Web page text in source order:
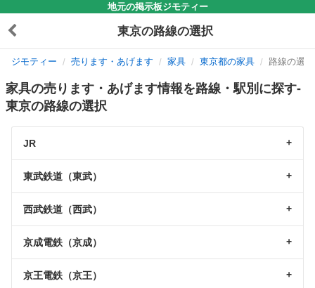
地元の掲示板ジモティー
東京の路線の選択
ジモティー 売ります・あげます 家具 東京都の家具 路線の選択
家具の売ります・あげます情報を路線・駅別に探す-
東京の路線の選択
JR
東武鉄道（東武）
西武鉄道（西武）
京成電鉄（京成）
京王電鉄（京王）